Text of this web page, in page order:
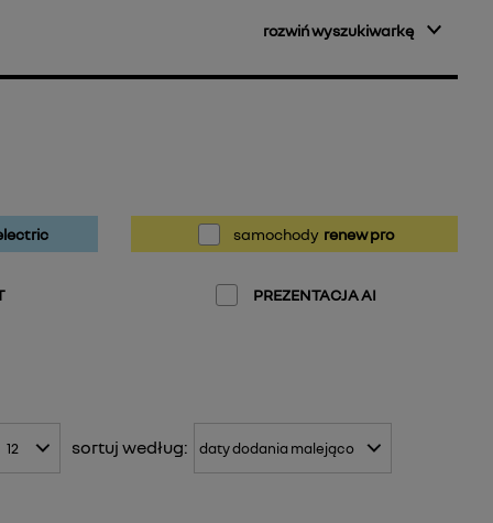
rozwiń wyszukiwarkę
samochody renew pro
PREZENTACJA AI
sortuj według: